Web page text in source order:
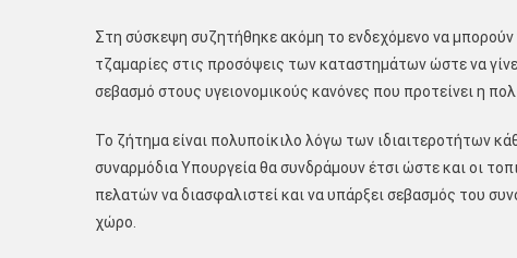
Στη σύσκεψη συζητήθηκε ακόμη το ενδεχόμενο να μπορούν
τζαμαρίες στις προσόψεις των καταστημάτων ώστε να
σεβασμό στους υγειονομικούς κανόνες που προτείνει η
Το ζήτημα είναι πολυποίκιλο λόγω των ιδιαιτεροτήτων
συναρμόδια Υπουργεία θα συνδράμουν έτσι ώστε και οι
πελατών να διασφαλιστεί και να υπάρξει σεβασμός του
χώρο.